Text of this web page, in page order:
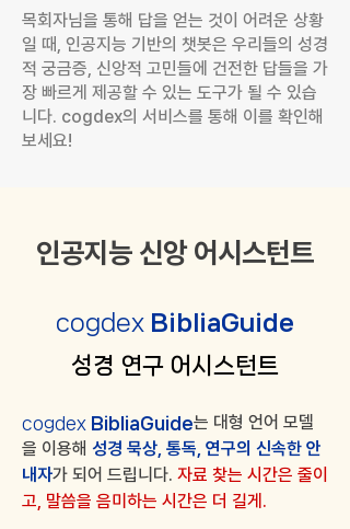
목회자님을 통해 답을 얻는 것이 어려운 상황
일 때, 인공지능 기반의 챗봇은 우리들의 성경
적 궁금증, 신앙적 고민들에 건전한 답들을 가
장 빠르게 제공할 수 있는 도구가 될 수 있습
니다. cogdex의 서비스를 통해 이를 확인해
보세요!
인공지능 신앙 어시스턴트
cogdex BibliaGuide
​성경 연구 어시스턴트
cogdex BibliaGuide는 대형 언어 모델
을 이용해 성경 묵상, 통독, 연구의 신속한 안
내자가 되어 드립니다. 자료 찾는 시간은 줄이
고, 말씀을 음미하는 시간은 더 길게.